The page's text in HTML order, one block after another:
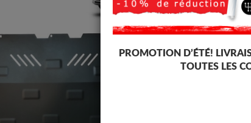
PROMOTION D’ÉTÉ!
TOUTES LES